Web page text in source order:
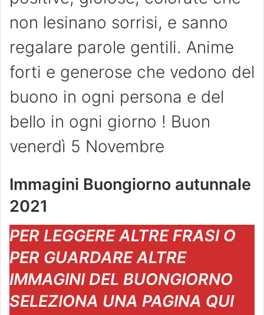
non lesinano sorrisi, e sanno
regalare parole gentili. Anime
forti e generose che vedono del
buono in ogni persona e del
bello in ogni giorno ! Buon
venerdì 5 Novembre
Immagini Buongiorno autunnale
2021
PER LEGGERE ALTRE FRASI O
PER GUARDARE ALTRE
IMMAGINI DEL BUONGIORNO
SELEZIONA UNA PAGINA QUI